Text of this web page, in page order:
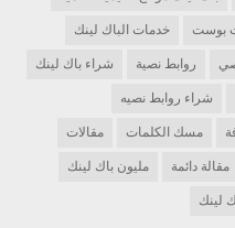
بوست خدمات الباك لينك
روابط نصية شراء باك لينك
شراء روابط نصيه
مسك الكلمات مقالات
مقالة دائمة مليون باك لينك
لينك